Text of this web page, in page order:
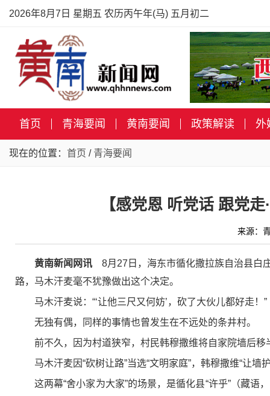
2026年8月7日 星期五 农历丙午年(马) 五月初二
首页 青海要闻 黄南要闻 政策解读 外
现在的位置： 首页 / 青海要闻
【感党恩 听党话 跟党
来源：
黄南新闻网讯
8月27日，海东市循化撒拉族自治县白
路，马木汗麦毫不犹豫做出这个决定。
马木汗麦说：“‘让他三尺又何妨’，砍了大伙儿都好走！”
无独有偶，同样的事情也曾发生在不远处的条井村。
前不久，因为村道狭窄，村民韩穆撒维将自家院墙后
马木汗麦因“砍树让路”当选“文明家庭”，韩穆撒维“让
这两幕“舍小家为大家”的场景，是循化县“许乎”（藏语